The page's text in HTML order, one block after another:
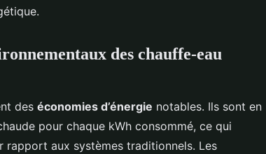
des chauffe-eau
des économies d’énergie notables. Ils sont en
pour chaque kWh consommé, ce qui
rapport aux systèmes traditionnels. Les